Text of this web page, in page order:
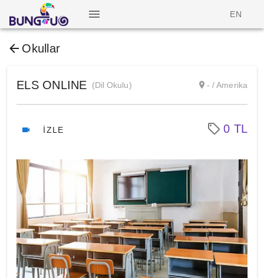
EN
Okullar
ELS ONLINE (Dil Okulu) - / Amerika
İZLE 0 TL